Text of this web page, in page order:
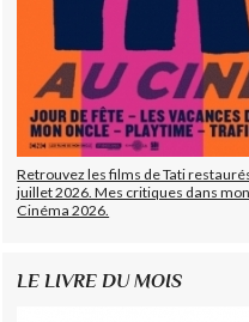
Retrouvez les films de Tati
juillet 2026. Mes critiques dans
Cinéma 2026.
LE LIVRE DU MOIS